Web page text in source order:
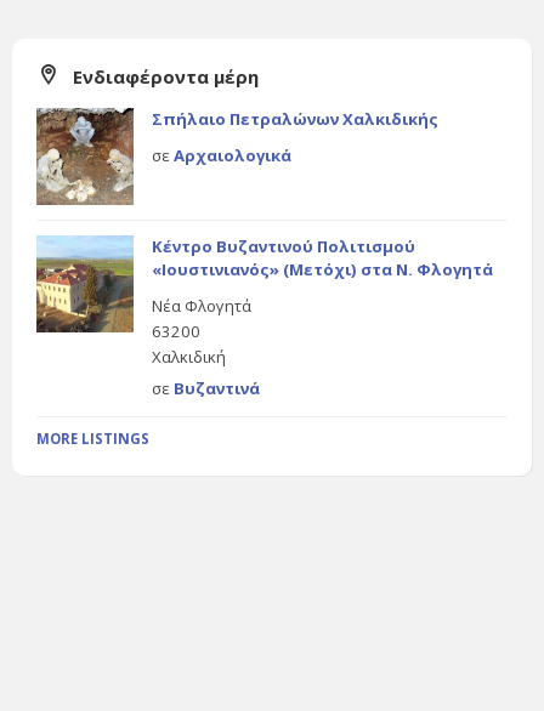
Ενδιαφέροντα μέρη
Σπήλαιο Πετραλώνων Χαλκιδικής
σε Αρχαιολογικά
Κέντρο Βυζαντινού Πολιτισμού
«Ιουστινιανός» (Μετόχι) στα Ν. Φλογητά
Νέα Φλογητά
63200
Χαλκιδική
σε Βυζαντινά
MORE LISTINGS